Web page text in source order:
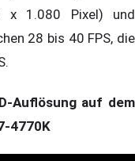
x 1.080 Pixel) und
28 bis 40 FPS, die
Auflösung auf dem
4770K